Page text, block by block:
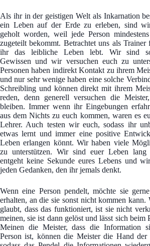
Als ihr in der geistigen Welt als Inkarnation
ein Leben auf der Erde zu erleben, sind
geholt worden, weil jede Person
zugeteilt bekommt. Betrachtet uns als Trainer
ihr das leibliche Leben lebt. Wir sind
Gewissen und wir versuchen euch zu
Personen haben indirekt Kontakt zu ihrem
und nur sehr wenige haben eine solche
Schreibling und können direkt mit ihrem
reden, denn generell versuchen die
bleiben. Immer wenn ihr Eingebungen
aus dem Nichts zu euch kommen, waren es
Lehrer. Auch testen wir euch, sodass ihr
etwas lernt und immer eine positive
Leben erlangen könnt. Wir haben viele
zu unterstützen. Wir sind euer Leben
entgeht keine Sekunde eures Lebens und
jeden Gedanken, den ihr jemals denkt.
Wenn eine Person pendelt, möchte sie
erhalten, an die sie sonst nicht kommen kann.
glaubt, dass das funktioniert, ist sie nicht
meinen, sie ist dann gelöst und lässt sich beim
Meinen die Meister, dass die Information
Person ist, können die Meister die Hand der